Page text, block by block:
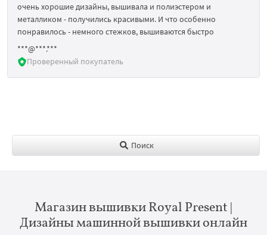
очень хорошие дизайны, вышивала и полиэстером и
металликом - получились красивыми. И что особенно
понравилось - немного стежков, вышиваются быстро
***@***.***
Проверенный покупатель
Поиск
Магазин вышивки Royal Present |
Дизайны машинной вышивки онлайн